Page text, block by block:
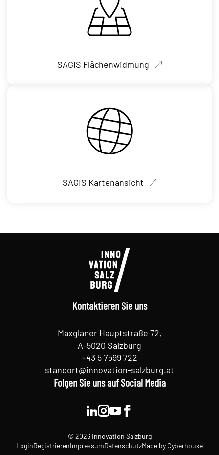
SAGIS Flächenwidmung
SAGIS Kartenansicht
Kontaktieren Sie uns
Maxglaner Hauptstraße 72,
A-5020 Salzburg
+43 5 7599 722
standort@innovation-salzburg.at
Folgen Sie uns auf Social Media
© 2026 Innovation Salzburg
LoginRegistrierenImpressumDatenschutzMade by Cyberhouse